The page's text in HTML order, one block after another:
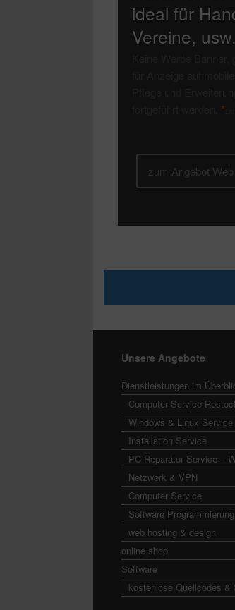
ideal für
Vereine, usw.
*
zum Angebot
Unsere Angebote
Dienstleistungen im
Computer Service
Windows & Linux Service
Installation Service
PC Reparatur Service –
Netzwerk & VPN
Computer Service
Software Programmierung
web hosting & design
online shop
Software
kostenlose Quellcodes &